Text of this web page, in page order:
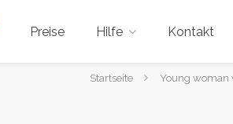
Preise Hilfe Kontakt
Startseite Young woman